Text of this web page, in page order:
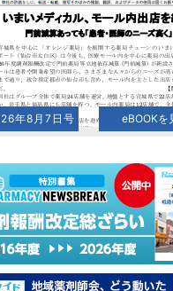
年8月7日号 eBOOKを